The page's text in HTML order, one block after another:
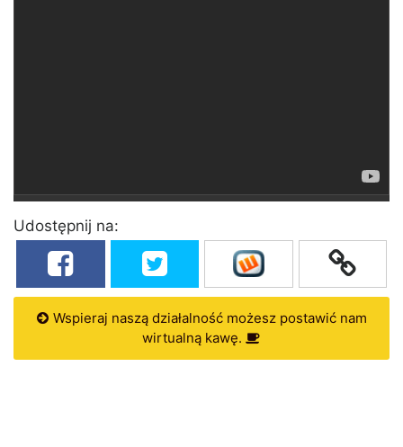
Udostępnij na:
Wspieraj naszą działalność możesz postawić nam
wirtualną kawę.